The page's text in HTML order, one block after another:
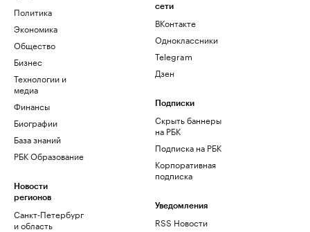
Политика
Экономика
Общество
Бизнес
Технологии и
медиа
Финансы
Биографии
База знаний
РБК Образование
Новости
регионов
Санкт-Петербург
и область
сети
ВКонтакте
Одноклассники
Telegram
Дзен
Подписки
Скрыть баннеры
на РБК
Подписка на РБК
Корпоративная
подписка
Уведомления
RSS Новости